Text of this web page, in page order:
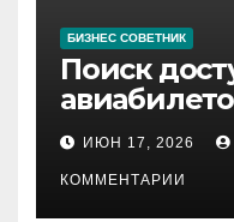
БИЗНЕС СОВЕТНИК
Поиск
ИЮН 17, 2026
КОММЕНТАРИИ